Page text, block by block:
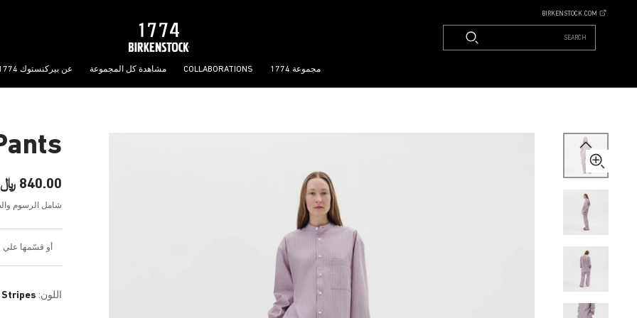
BIRKENSTOCK.COM
SEARCH
مجموعة 1774 COLLABORATIONS مشاهدة كل المجموعة عن بيركنستوك 1774
840.00 ﷼
شامل الرسوم
أو قسّمها علي 4 دفعات شهرية بقيمة 210.00 ﷼
اللون: Stripes